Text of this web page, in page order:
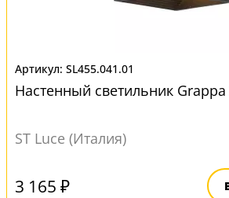
SL455.041.01
Настенный светильник Grappa
ST Luce (Италия)
3 165 ₽